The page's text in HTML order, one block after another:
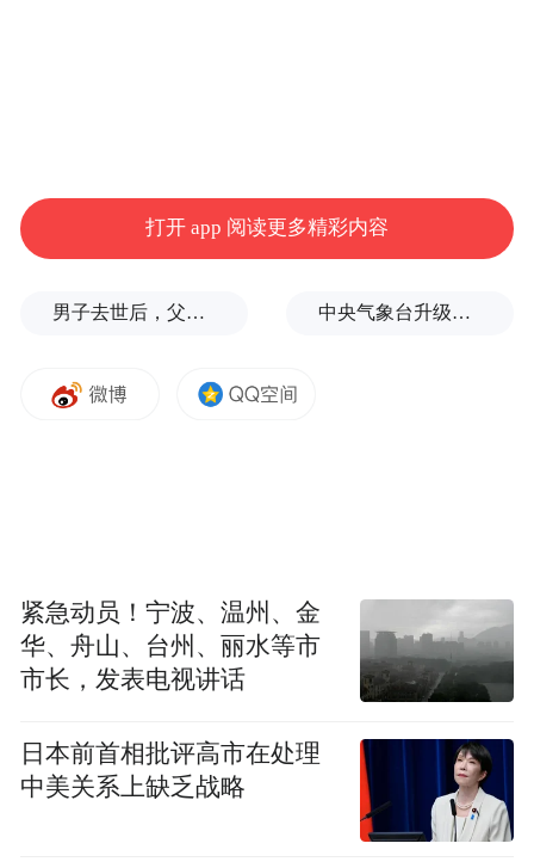
读完这篇文章，也许你会对钟叔河和人生与
事业有更多的理解与感触。
一、长沙有位钟叔河
长沙有一位钟叔河，是出版界、读书界尽人
打开 app 阅读更多精彩内容
男子去世后，父母要求对孙子进行亲子鉴定，儿媳拒绝 中央气象台升级发布台风红色预警
紧急动员！宁波、温州、金
华、舟山、台州、丽水等市
市长，发表电视讲话
日本前首相批评高市在处理
中美关系上缺乏战略